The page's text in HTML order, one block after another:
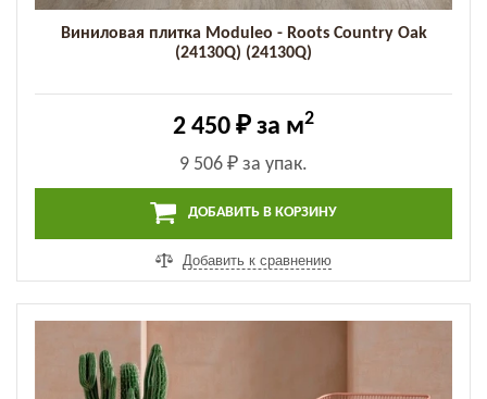
Виниловая плитка Moduleo - Roots Country Oak
(24130Q) (24130Q)
2 450 ₽ за м2
9 506 ₽ за упак.
ДОБАВИТЬ В КОРЗИНУ
Добавить к сравнению